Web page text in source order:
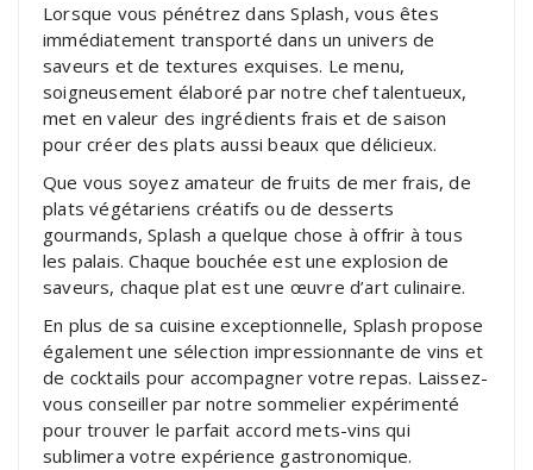
Lorsque vous pénétrez dans Splash, vous êtes
immédiatement transporté dans un univers de
saveurs et de textures exquises. Le menu,
soigneusement élaboré par notre chef talentueux,
met en valeur des ingrédients frais et de saison
pour créer des plats aussi beaux que délicieux.
Que vous soyez amateur de fruits de mer frais, de
plats végétariens créatifs ou de desserts
gourmands, Splash a quelque chose à offrir à tous
les palais. Chaque bouchée est une explosion de
saveurs, chaque plat est une œuvre d’art culinaire.
En plus de sa cuisine exceptionnelle, Splash propose
également une sélection impressionnante de vins et
de cocktails pour accompagner votre repas. Laissez-
vous conseiller par notre sommelier expérimenté
pour trouver le parfait accord mets-vins qui
sublimera votre expérience gastronomique.